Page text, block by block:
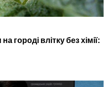
городі влітку без хімії: